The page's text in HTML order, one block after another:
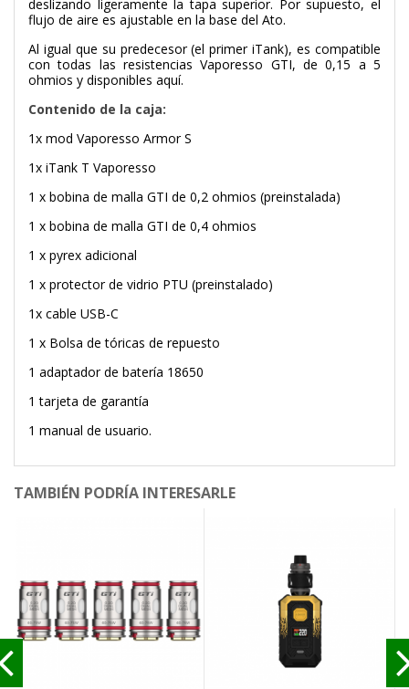
deslizando ligeramente la tapa superior. Por supuesto, el
flujo de aire es ajustable en la base del Ato.
Al igual que su predecesor (el primer iTank), es compatible
con todas las resistencias Vaporesso GTI, de 0,15 a 5
ohmios y disponibles aquí.
Contenido de la caja:
1x mod Vaporesso Armor S
1x iTank T Vaporesso
1 x bobina de malla GTI de 0,2 ohmios (preinstalada)
1 x bobina de malla GTI de 0,4 ohmios
1 x pyrex adicional
1 x protector de vidrio PTU (preinstalado)
1x cable USB-C
1 x Bolsa de tóricas de repuesto
1 adaptador de batería 18650
1 tarjeta de garantía
1 manual de usuario.
TAMBIÉN PODRÍA INTERESARLE